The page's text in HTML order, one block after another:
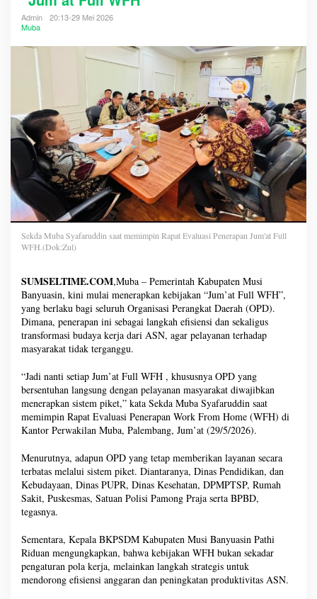
Admin
20:13-29 Mei 2026
Muba
Sekda Muba Syafaruddin saat memimpin Rapat Evaluasi Penerapan Jum'at Full
WFH.(Dok:Zul)
SUMSELTIME.COM,Muba – Pemerintah Kabupaten Musi
Banyuasin, kini mulai menerapkan kebijakan “Jum’at Full WFH”,
yang berlaku bagi seluruh Organisasi Perangkat Daerah (OPD).
Dimana, penerapan ini sebagai langkah efisiensi dan sekaligus
transformasi budaya kerja dari ASN, agar pelayanan terhadap
masyarakat tidak terganggu.
“Jadi nanti setiap Jum’at Full WFH , khususnya OPD yang
bersentuhan langsung dengan pelayanan masyarakat diwajibkan
menerapkan sistem piket,” kata Sekda Muba Syafaruddin saat
memimpin Rapat Evaluasi Penerapan Work From Home (WFH) di
Kantor Perwakilan Muba, Palembang, Jum’at (29/5/2026).
Menurutnya, adapun OPD yang tetap memberikan layanan secara
terbatas melalui sistem piket. Diantaranya, Dinas Pendidikan, dan
Kebudayaan, Dinas PUPR, Dinas Kesehatan, DPMPTSP, Rumah
Sakit, Puskesmas, Satuan Polisi Pamong Praja serta BPBD,
tegasnya.
Sementara, Kepala BKPSDM Kabupaten Musi Banyuasin Pathi
Riduan mengungkapkan, bahwa kebijakan WFH bukan sekadar
pengaturan pola kerja, melainkan langkah strategis untuk
mendorong efisiensi anggaran dan peningkatan produktivitas ASN.